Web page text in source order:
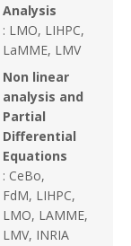
Analysis
: LMO, LIHPC,
LaMME, LMV
Non linear
analysis and
Partial
Differential
Equations
: CeBo,
FdM, LIHPC,
LMO, LAMME,
LMV, INRIA